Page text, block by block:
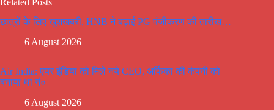
छात्रों के लिए खुशखबरी, HNB ने बढ़ाई PG पंजीकरण की तारीख…
6 August 2026
Air India: एयर इंडिया को मिले नये CEO, अर्फिका की कंपंनी को
बनाया था नं०
6 August 2026